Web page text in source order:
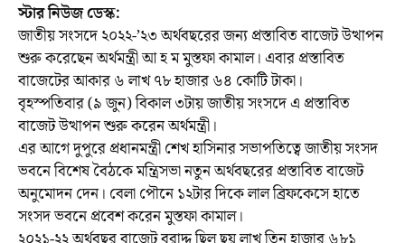
স্টার নিউজ ডেস্ক:
জাতীয় সংসদে ২০২২-’২৩ অর্থবছরের জন্য প্রস্তাবিত বাজেট উত্থাপন
শুরু করেছেন অর্থমন্ত্রী আ হ ম মুস্তফা কামাল। এবার প্রস্তাবিত
বাজেটের আকার ৬ লাখ ৭৮ হাজার ৬৪ কোটি টাকা।
বৃহস্পতিবার (৯ জুন) বিকাল ৩টায় জাতীয় সংসদে এ প্রস্তাবিত
বাজেট উত্থাপন শুরু করেন অর্থমন্ত্রী।
এর আগে দুপুরে প্রধানমন্ত্রী শেখ হাসিনার সভাপতিত্বে জাতীয় সংসদ
ভবনে বিশেষ বৈঠকে মন্ত্রিসভা নতুন অর্থবছরের প্রস্তাবিত বাজেট
অনুমোদন দেন। বেলা পৌনে ১২টার দিকে লাল ব্রিফকেসে হাতে
সংসদ ভবনে প্রবেশ করেন মুস্তফা কামাল।